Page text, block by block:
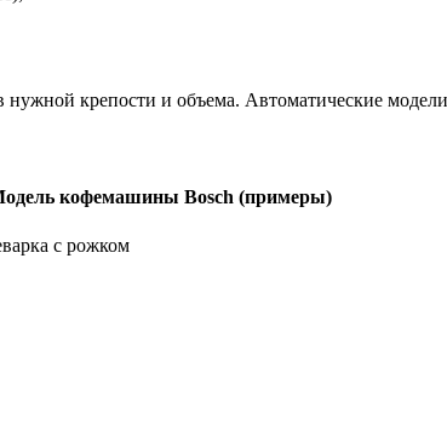
нужной крепости и объема. Автоматические
кофемашины Bosch (примеры)
с рожком